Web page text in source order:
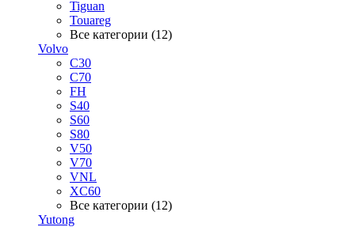
Tiguan
Touareg
Все категории (12)
Volvo
C30
C70
FH
S40
S60
S80
V50
V70
VNL
XC60
Все категории (12)
Yutong